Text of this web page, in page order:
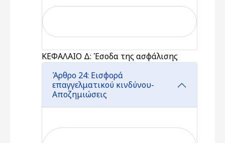
ΚΕΦΑΛΑΙΟ Δ: Έσοδα της ασφάλισης
Άρθρο 24: Εισφορά
επαγγελματικού κινδύνου-
Αποζημιώσεις